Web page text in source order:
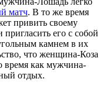
матч. В то же время
привить своему
его с собой
камнем в их
что женщина-Коза
время как мужчина-
отдых.